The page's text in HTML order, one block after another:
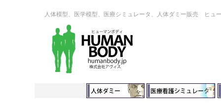
人体模型、医学模型、医療シミュレータ、人体ダミー販売 ヒュ